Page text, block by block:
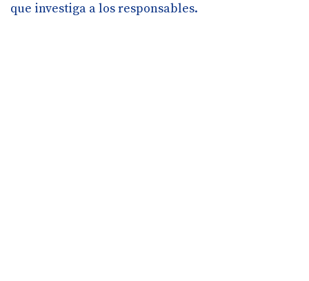
que investiga a los responsables.